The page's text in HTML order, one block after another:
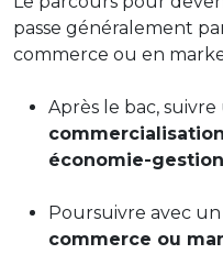
passe généralement
commerce ou en
Après le bac, suivre
commercialisation
économie-
Poursuivre avec un
commerce ou